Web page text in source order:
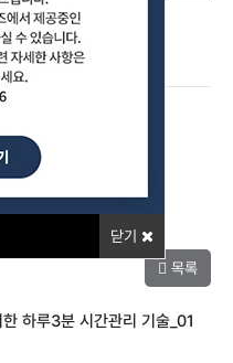
닫기
은지 FP_개척의
목록
하루3분 시간관리 기술_01